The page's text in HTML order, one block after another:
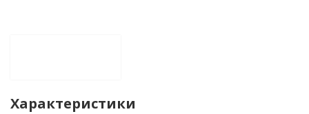
Характеристики